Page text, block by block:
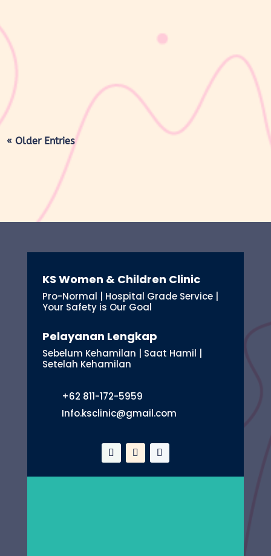
yang dimulai sejak bayi lahir hingga organ reproduksi kembali
seperti sebelum hamil. Selama masa ini, tubuh Moms akan
mengalami berbagai perubahan, mulai dari rahim yang berangsur
« Older Entries
KS Women & Children Clinic
Pro-Normal | Hospital Grade Service |
Your Safety is Our Goal
Pelayanan Lengkap
Sebelum Kehamilan | Saat Hamil |
Setelah Kehamilan
+62 811-172-5959
Info.ksclinic@gmail.com